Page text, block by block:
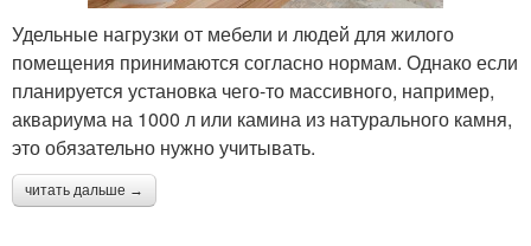
Удельные нагрузки от мебели и людей для жилого
помещения принимаются согласно нормам. Однако если
планируется установка чего-то массивного, например,
аквариума на 1000 л или камина из натурального камня,
это обязательно нужно учитывать.
читать дальше →